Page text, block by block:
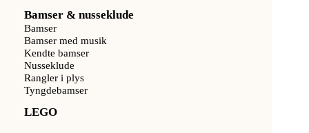
Bamser & nusseklude
Bamser
Bamser med musik
Kendte bamser
Nusseklude
Rangler i plys
Tyngdebamser
LEGO